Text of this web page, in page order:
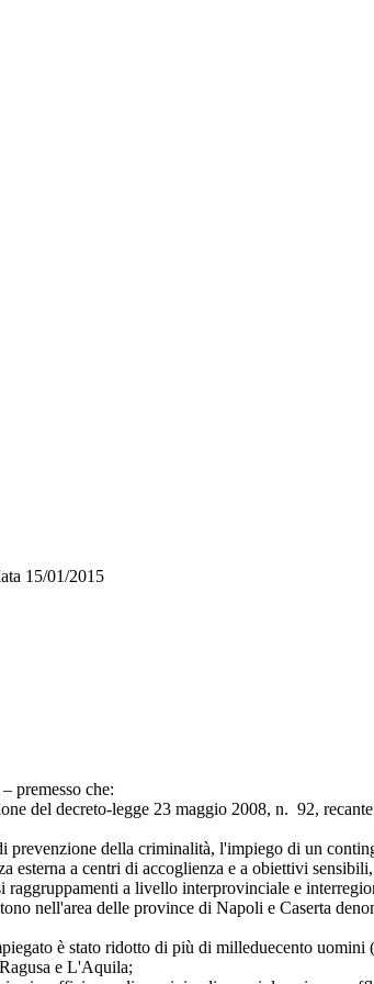
15/01/2015
premesso che:
decreto-legge 23 maggio 2008, n. 92, recante
della criminalità, l'impiego di un
a centri di accoglienza e a obiettivi
a livello interprovinciale e
nell'area delle province di Napoli e Caserta
è stato ridotto di più di milleduecento uomini
e L'Aquila;